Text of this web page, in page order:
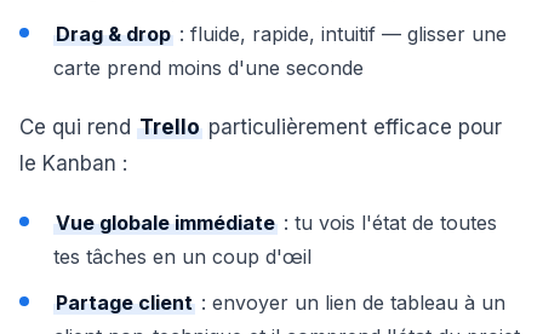
Drag & drop : fluide, rapide, intuitif — glisser une
carte prend moins d'une seconde
Ce qui rend Trello particulièrement efficace pour
le Kanban :
Vue globale immédiate : tu vois l'état de toutes
tes tâches en un coup d'œil
Partage client : envoyer un lien de tableau à un